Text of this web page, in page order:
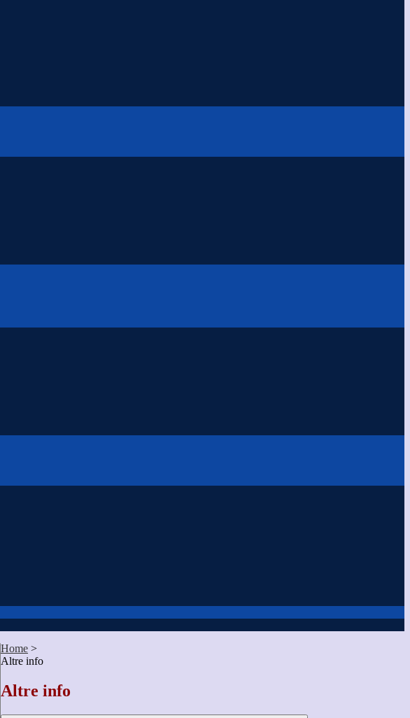
Home >
Altre info
Altre info